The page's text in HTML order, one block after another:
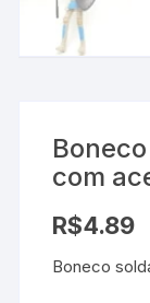
com
R$4.89
Boneco